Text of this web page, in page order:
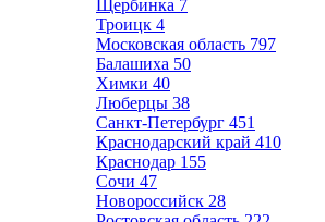
Щербинка 7
Троицк 4
Московская область 797
Балашиха 50
Химки 40
Люберцы 38
Санкт-Петербург 451
Краснодарский край 410
Краснодар 155
Сочи 47
Новороссийск 28